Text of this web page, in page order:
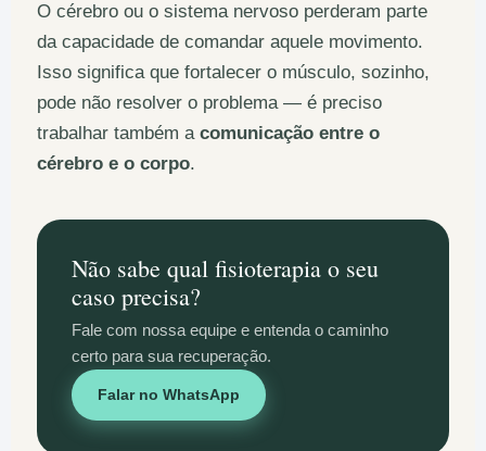
O cérebro ou o sistema nervoso perderam parte
da capacidade de comandar aquele movimento.
Isso significa que fortalecer o músculo, sozinho,
pode não resolver o problema — é preciso
trabalhar também a comunicação entre o
cérebro e o corpo.
Não sabe qual fisioterapia o seu
caso precisa?
Fale com nossa equipe e entenda o caminho
certo para sua recuperação.
Falar no WhatsApp